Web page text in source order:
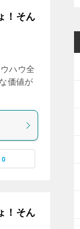
！そん
ハウ全
価値が
0
！そん